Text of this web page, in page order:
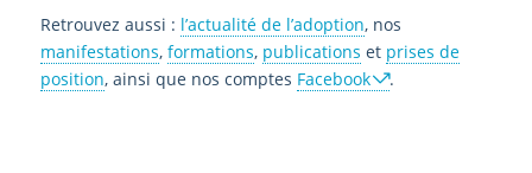
Retrouvez aussi : l’actualité de l’adoption, nos
manifestations, formations, publications et prises de
position, ainsi que nos comptes Facebook .